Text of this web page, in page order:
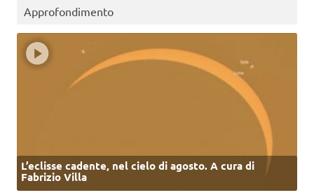
Approfondimento
L’eclisse cadente, nel cielo di agosto. A cura di
Fabrizio Villa